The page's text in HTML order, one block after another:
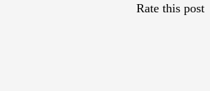
Rate this post